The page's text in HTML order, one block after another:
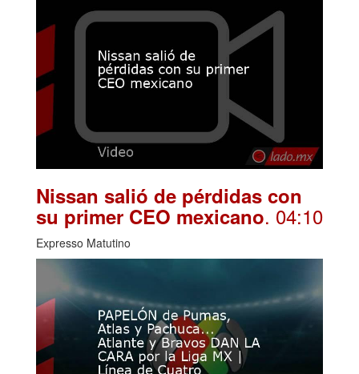
Nissan salió de pérdidas con
su primer CEO mexicano. 04:10
Expresso Matutino